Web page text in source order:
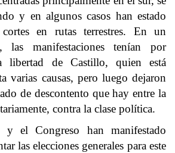
y en algunos casos han estado
cortes en rutas terrestres. En un
las manifestaciones tenían por
libertad de Castillo, quien está
varias causas, pero luego dejaron
de descontento que hay entre la
contra la clase política.
y el Congreso han manifestado
las elecciones generales para este